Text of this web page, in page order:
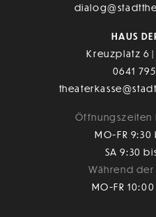
HAUS
Kreuzplatz 6
0641
Öffnungszeiten
MO-FR 9:30
SA 9:30
Während
MO-FR